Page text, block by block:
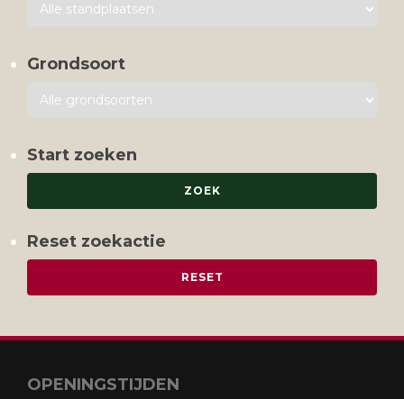
Grondsoort
Start zoeken
Reset zoekactie
OPENINGSTIJDEN